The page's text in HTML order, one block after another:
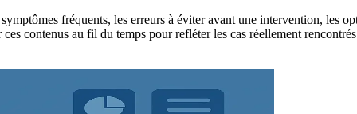
fréquents, les erreurs à éviter avant une intervention, les
contenus au fil du temps pour refléter les cas réellement